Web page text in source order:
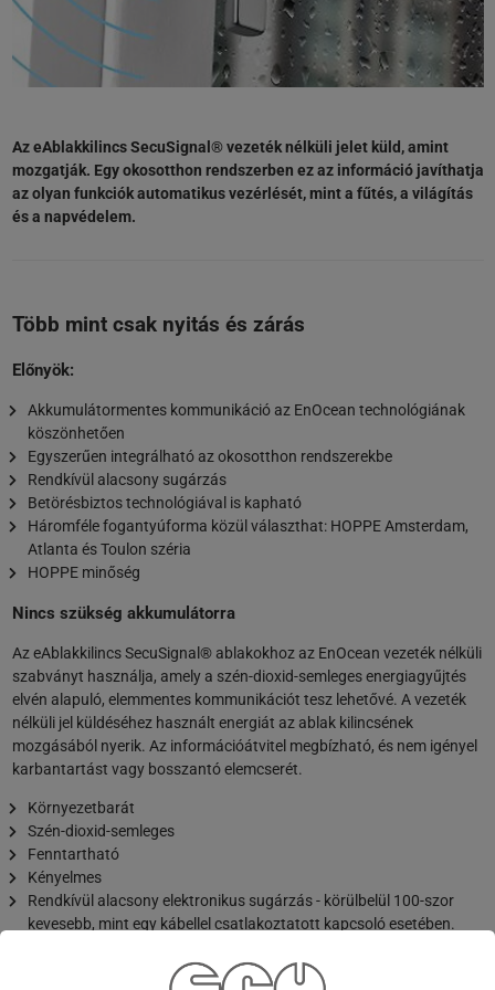
Az eAblakkilincs SecuSignal® vezeték nélküli jelet küld, amint
mozgatják. Egy okosotthon rendszerben ez az információ javíthatja
az olyan funkciók automatikus vezérlését, mint a fűtés, a világítás
és a napvédelem.
Több mint csak nyitás és zárás
Előnyök:
Akkumulátormentes kommunikáció az EnOcean technológiának
köszönhetően
Egyszerűen integrálható az okosotthon rendszerekbe
Rendkívül alacsony sugárzás
Betörésbiztos technológiával is kapható
Háromféle fogantyúforma közül választhat: HOPPE Amsterdam,
Atlanta és Toulon széria
HOPPE minőség
Nincs szükség akkumulátorra
Az eAblakkilincs SecuSignal® ablakokhoz az EnOcean vezeték nélküli
szabványt használja, amely a szén-dioxid-semleges energiagyűjtés
elvén alapuló, elemmentes kommunikációt tesz lehetővé. A vezeték
nélküli jel küldéséhez használt energiát az ablak kilincsének
mozgásából nyerik. Az információátvitel megbízható, és nem igényel
karbantartást vagy bosszantó elemcserét.
Környezetbarát
Szén-dioxid-semleges
Fenntartható
Kényelmes
Rendkívül alacsony elektronikus sugárzás - körülbelül 100-szor
kevesebb, mint egy kábellel csatlakoztatott kapcsoló esetében.
Egyszerű integráció az okosotthon rendszerekbe